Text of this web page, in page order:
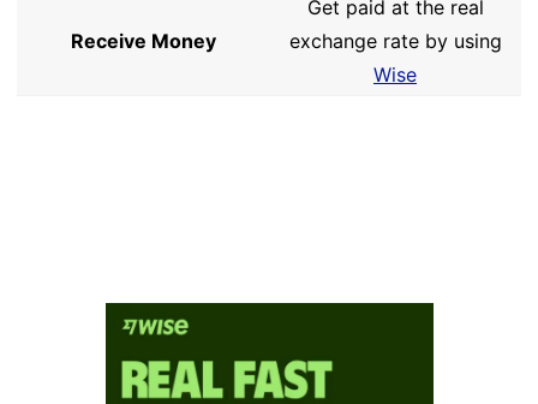
Receive Money
Get paid at the real
exchange rate by using
Wise